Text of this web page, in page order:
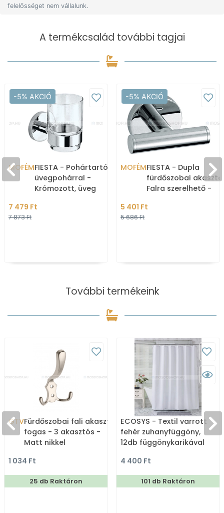
felelősséget nem vállalunk.
A termékcsalád további tagjai
-5% AKCIÓ
MOFÉMFIESTA - Pohártartó
üvegpohárral -
Krómozott, üveg
7 479 Ft
7 873 Ft
-5% AKCIÓ
MOFÉMFIESTA - Dupla
fürdőszobai
Falra szerelhető -
5 401 Ft
5 686 Ft
További termékeink
GTVFürdőszobai fali akasztó,
fogas - 3 akasztós -
Matt nikkel
1 034 Ft
25 db Raktáron
ECOSYS - Textil varrott
fehér zuhanyfüggöny,
12db függönykarikával
4 400 Ft
101 db Raktáron